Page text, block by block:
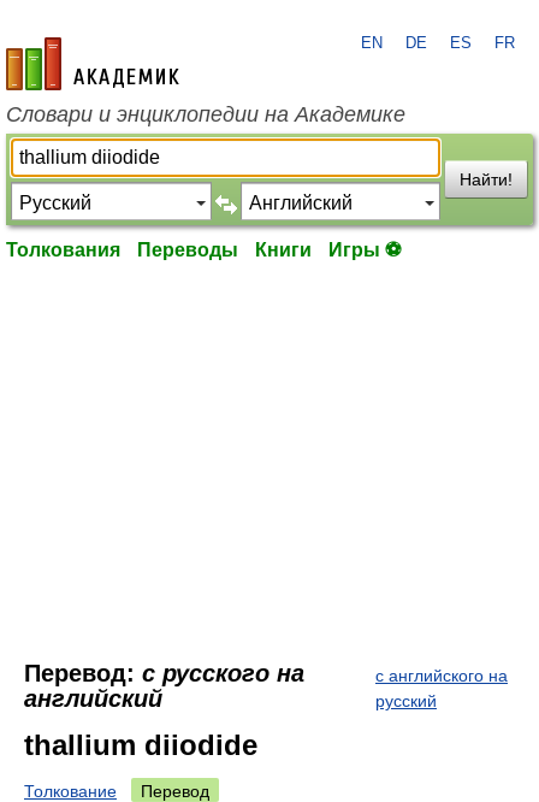
academic.ru
EN DE ES FR
Словари и энциклопедии на Академике
Найти!
Толкования Переводы Книги Игры ⚽
Перевод: с русского на
английский
с английского на
русский
thallium diiodide
Толкование Перевод